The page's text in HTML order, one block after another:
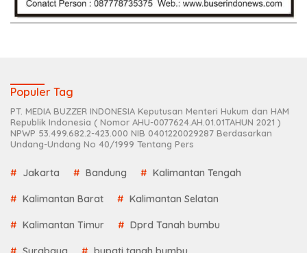
Populer Tag
PT. MEDIA BUZZER INDONESIA Keputusan Menteri Hukum dan HAM
Republik Indonesia ( Nomor AHU-0077624.AH.01.01TAHUN 2021 )
NPWP 53.499.682.2-423.000 NIB 0401220029287 Berdasarkan
Undang-Undang No 40/1999 Tentang Pers
Jakarta Bandung Kalimantan Tengah
Kalimantan Barat Kalimantan Selatan
Kalimantan Timur Dprd Tanah bumbu